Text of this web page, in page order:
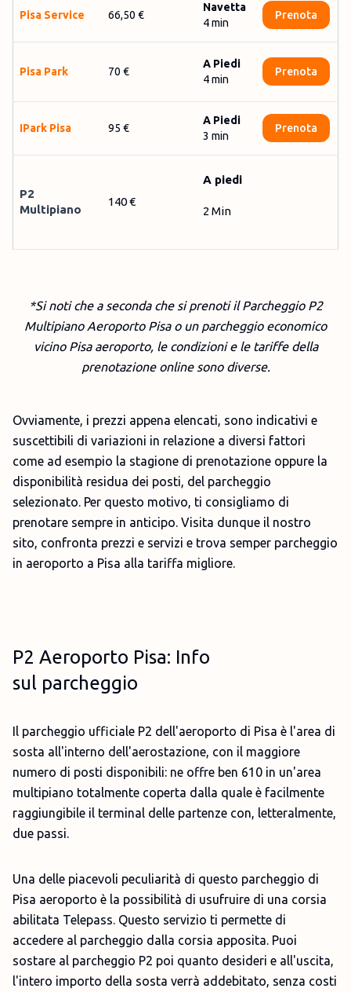
Pisa Ser­vice 66,50 €
Navetta
4min
Prenota
Pisa Park 70 €
A Piedi
4min
Prenota
IPark Pisa 95 €
A Piedi
3 min
Prenota
P2
Multipiano
140 €
A piedi
2 Min
*Si noti che a seconda che si prenoti il Parcheggio P2
Multipiano Aeroporto Pisa o un parcheggio economico
vicino Pisa aeroporto, le condizioni e le tariffe della
prenotazione online sono diverse.
Ovviamente, i prezzi appena elencati, sono indicativi e
suscettibili di variazioni in relazione a diversi fattori
come ad esempio la stagione di prenotazione oppure la
disponibilità residua dei posti, del parcheggio
selezionato. Per questo motivo, ti consigliamo di
prenotare sempre in anticipo. Visita dunque il nostro
sito, confronta prezzi e servizi e trova semper parcheggio
in aeroporto a Pisa alla tariffa migliore.
P2 Aeroporto Pisa: Info
sul parcheggio
Il parcheggio ufficiale P2 dell'aeroporto di Pisa è l'area di
sosta all'interno dell'aerostazione, con il maggiore
numero di posti disponibili: ne offre ben 610 in un'area
multipiano totalmente coperta dalla quale è facilmente
raggiungibile il terminal delle partenze con, letteralmente,
due passi.
Una delle piacevoli peculiarità di questo parcheggio di
Pisa aeroporto è la possibilità di usufruire di una corsia
abilitata Telepass. Questo servizio ti permette di
accedere al parcheggio dalla corsia apposita. Puoi
sostare al parcheggio P2 poi quanto desideri e all'uscita,
l'intero importo della sosta verrà addebitato, senza costi